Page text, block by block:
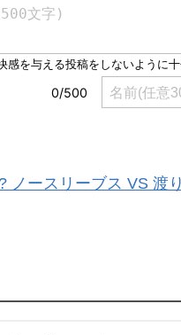
ノースリーブス VS 渡